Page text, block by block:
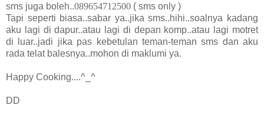
sms juga boleh..089654712500 ( sms only )
Tapi seperti biasa..sabar ya..jika sms..hihi..soalnya kadang
aku lagi di dapur..atau lagi di depan komp..atau lagi motret
di luar..jadi jika pas kebetulan teman-teman sms dan aku
rada telat balesnya..mohon di maklumi ya.
Happy Cooking....^_^
DD